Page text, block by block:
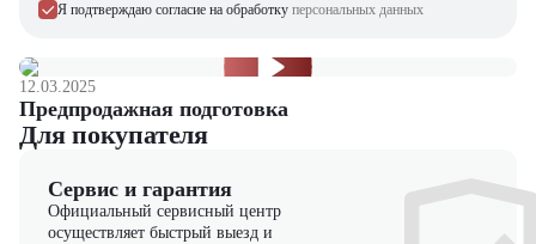
Я подтверждаю согласие на обработку персональных данных
12.03.2025
Предпродажная подготовка
Для покупателя
Сервис и гарантия
Официальный сервисный центр
осуществляет быстрый выезд и